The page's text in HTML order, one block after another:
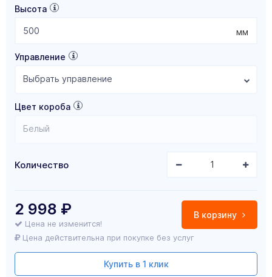
Высота
мм
Управление
Выбрать управление
Цвет короба
Белый
Количество
В корзину
2 998 ₽
Цена не изменится!
Цена действительна при покупке без услуг
Купить в 1 клик